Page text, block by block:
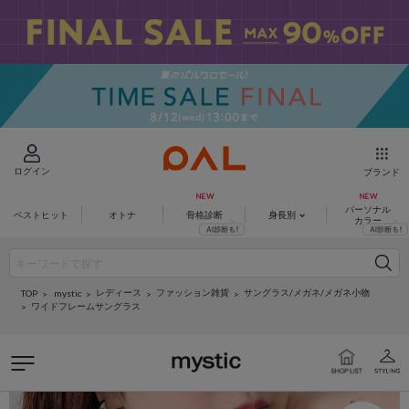
ログイン ブランド
ベストヒット オトナ 骨格診断 身長別
パーソナル
カラー
TOP mystic レディース ファッション雑貨
サングラス/メガネ/メガネ小物
ワイドフレームサングラス